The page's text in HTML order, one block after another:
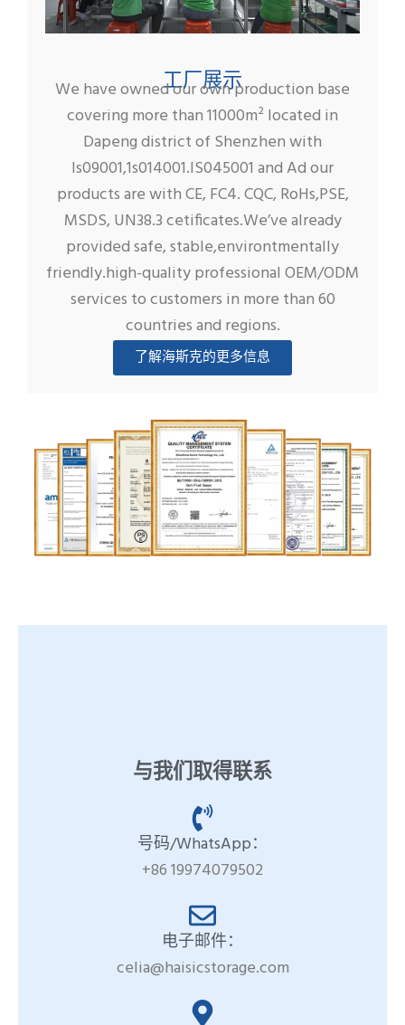
工厂展示
We have owned our own production base
covering more than 11000m² located in
Dapeng district of Shenzhen with
ls09001,1s014001.IS045001 and Ad our
products are with CE, FC4. CQC, RoHs,PSE,
MSDS, UN38.3 cetificates.We’ve already
provided safe, stable,environtmentally
friendly.high-quality professional OEM/ODM
services to customers in more than 60
countries and regions.
了解海斯克的更多信息
与我们取得联系
号码/WhatsApp：
+86 19974079502
电子邮件：
celia@haisicstorage.com